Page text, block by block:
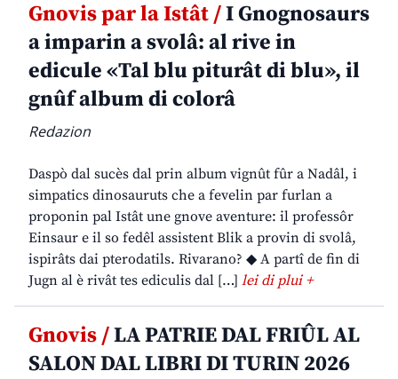
Gnovis par la Istât /I Gnognosaurs
a imparin a svolâ: al rive in
edicule «Tal blu piturât di blu», il
gnûf album di colorâ
Redazion
Daspò dal sucès dal prin album vignût fûr a Nadâl, i
simpatics dinosauruts che a fevelin par furlan a
proponin pal Istât une gnove aventure: il professôr
Einsaur e il so fedêl assistent Blik a provin di svolâ,
ispirâts dai pterodatils. Rivarano? ◆ A partî de fin di
Jugn al è rivât tes ediculis dal […] lei di plui +
Gnovis /LA PATRIE DAL FRIÛL AL
SALON DAL LIBRI DI TURIN 2026